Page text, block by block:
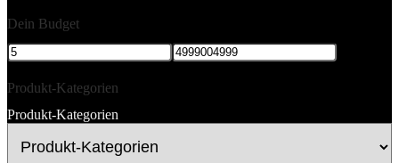
Dein Budget
Produkt-Kategorien
Produkt-Kategorien